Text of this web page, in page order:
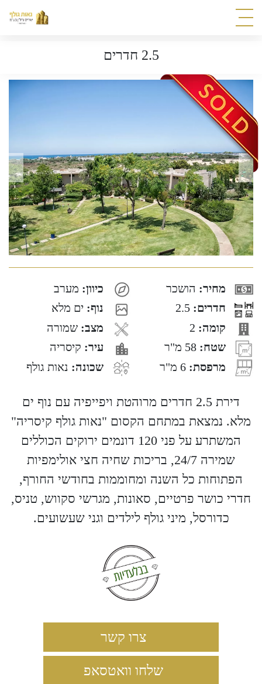
2.5 חדרים
מחיר: הושכר כיוון: מערב
חדרים: 2.5 נוף: ים מלא
קומה: 2 מצב: שמורה
שטח: 58 מ"ר עיר: קיסריה
מרפסת: 6 מ"ר שכונה: נאות גולף
דירת 2.5 חדרים מרוהטת ויפייפיה עם נוף ים
מלא. נמצאת במתחם הקסום "נאות גולף קיסריה"
המשתרע על פני 120 דונמים ירוקים הכוללים
שמירה 24/7, בריכות שחיה חצי אולימפיות
הפתוחות כל השנה ומחוממות בחודשי החורף,
חדרי כושר פרטיים, סאונות, מגרשי סקווש, טניס,
כדורסל, מיני גולף לילדים וגני שעשועים.
צרו קשר
שלחו וואטסאפ